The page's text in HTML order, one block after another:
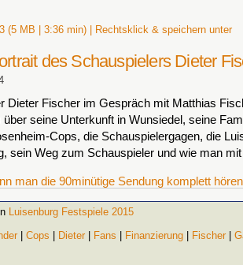
(5 MB | 3:36 min) | Rechtsklick & speichern unter
des Schauspielers Dieter
Dieter Fischer im Gespräch mit Matthias
über seine Unterkunft in Wunsiedel, seine
Cops, die Schauspielergagen, die
sein Weg zum Schauspieler und wie man
man die 90minütige Sendung komplett hören
Luisenburg Festspiele 2015
Cops Dieter Fans Finanzierung Fischer